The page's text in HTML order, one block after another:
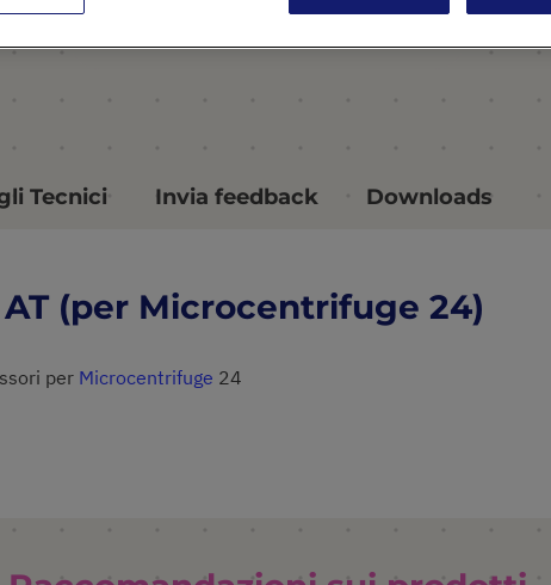
(per Microcentrifuge 24)
per Microcentrifuge 24
Tecnici Invia feedback Downloads